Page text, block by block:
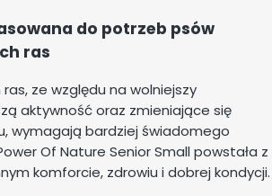
do potrzeb psów
ras
ze względu na wolniejszy
aktywność oraz zmieniające się
wymagają bardziej świadomego
Of Nature Senior Small powstała z
komforcie, zdrowiu i dobrej kondycji.